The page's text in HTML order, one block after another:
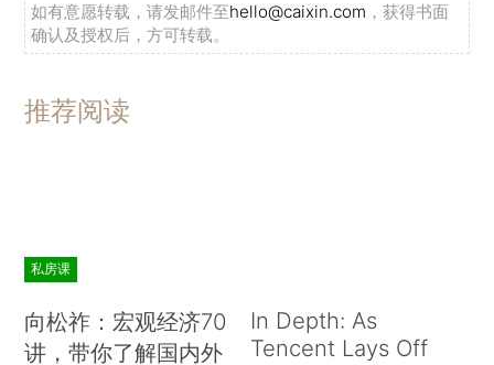
如有意愿转载，请发邮件至hello@caixin.com ，获得书面
确认及授权后，方可转载。
推荐阅读
私房课
向松祚：宏观经济70
讲，带你了解国内外
In Depth: As
Tencent Lays Off